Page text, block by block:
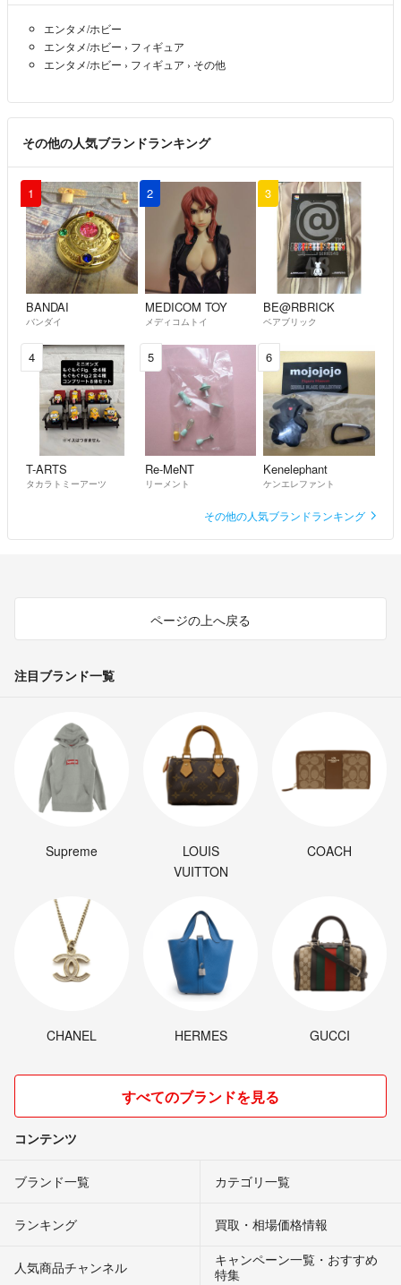
エンタメ/ホビー
エンタメ/ホビー › フィギュア
エンタメ/ホビー › フィギュア › その他
その他の人気ブランドランキング
1
BANDAI
バンダイ
2
MEDICOM TOY
メディコムトイ
3
BE@RBRICK
ベアブリック
4
T-ARTS
タカラトミーアーツ
5
Re-MeNT
リーメント
6
Kenelephant
ケンエレファント
その他の人気ブランドランキング
ページの上へ戻る
注目ブランド一覧
Supreme
LOUIS
VUITTON
COACH
CHANEL HERMES GUCCI
すべてのブランドを見る
コンテンツ
ブランド一覧 カテゴリ一覧
ランキング 買取・相場価格情報
人気商品チャンネル
キャンペーン一覧・おすすめ
特集